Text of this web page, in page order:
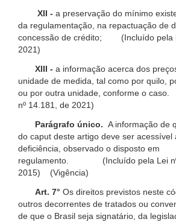
XII - a preservação do mínimo
da regulamentação, na repactuação de
concessão de crédito; (Incluído pela
2021)
XIII - a informação acerca dos
unidade de medida, tal como por quilo,
ou por outra unidade, conforme o
nº 14.181, de 2021)
Parágrafo único. A informação de
do caput deste artigo deve ser acessível
deficiência, observado o disposto em
regulamento. (Incluído pela Lei nº
2015) (Vigência)
Art. 7° Os direitos previstos neste
outros decorrentes de tratados ou
de que o Brasil seja signatário, da